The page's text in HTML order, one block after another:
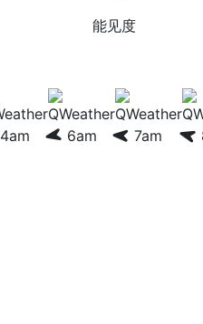
能见度
4am 6am 7am